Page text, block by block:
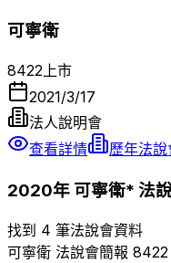
可寧衛
8422上市
2021/3/17
法人說明會
查看詳情
歷年法說
2020年 可寧衛* 法
找到 4 筆法說會資料
可寧衛 法說會簡報 8422